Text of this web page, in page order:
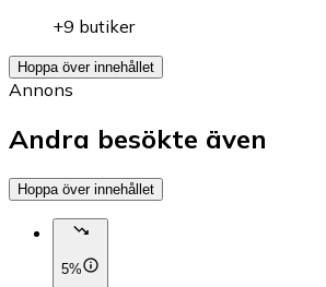
+9 butiker
Hoppa över innehållet
Annons
Andra besökte även
Hoppa över innehållet
5%